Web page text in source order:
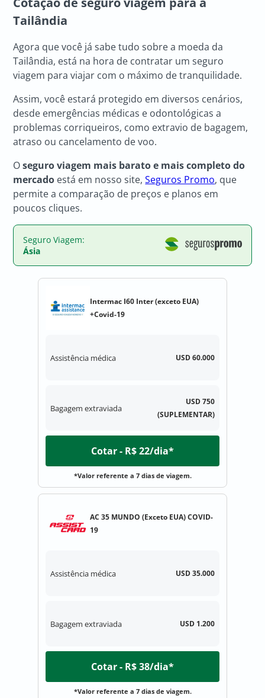
Tailândia
Agora que você já sabe tudo sobre a moeda da
Tailândia, está na hora de contratar um seguro
viagem para viajar com o máximo de tranquilidade.
Assim, você estará protegido em diversos cenários,
desde emergências médicas e odontológicas a
problemas corriqueiros, como extravio de bagagem,
atraso ou cancelamento de voo.
Oseguro viagem mais barato e mais completo do
mercado está em nosso site,Seguros Promo, que
permite a comparação de preços e planos em
poucos cliques.
Seguro Viagem:
Ásia
Intermac I60 Inter (exceto EUA)
+Covid-19
Assistência médica USD 60.000
Bagagem extraviada
USD 750
(SUPLEMENTAR)
Cotar - R$ 22/dia*
*Valor referente a 7 dias de viagem.
AC 35 MUNDO (Exceto EUA) COVID-
19
Assistência médica USD 35.000
Bagagem extraviada USD 1.200
Cotar - R$ 38/dia*
*Valor referente a 7 dias de viagem.